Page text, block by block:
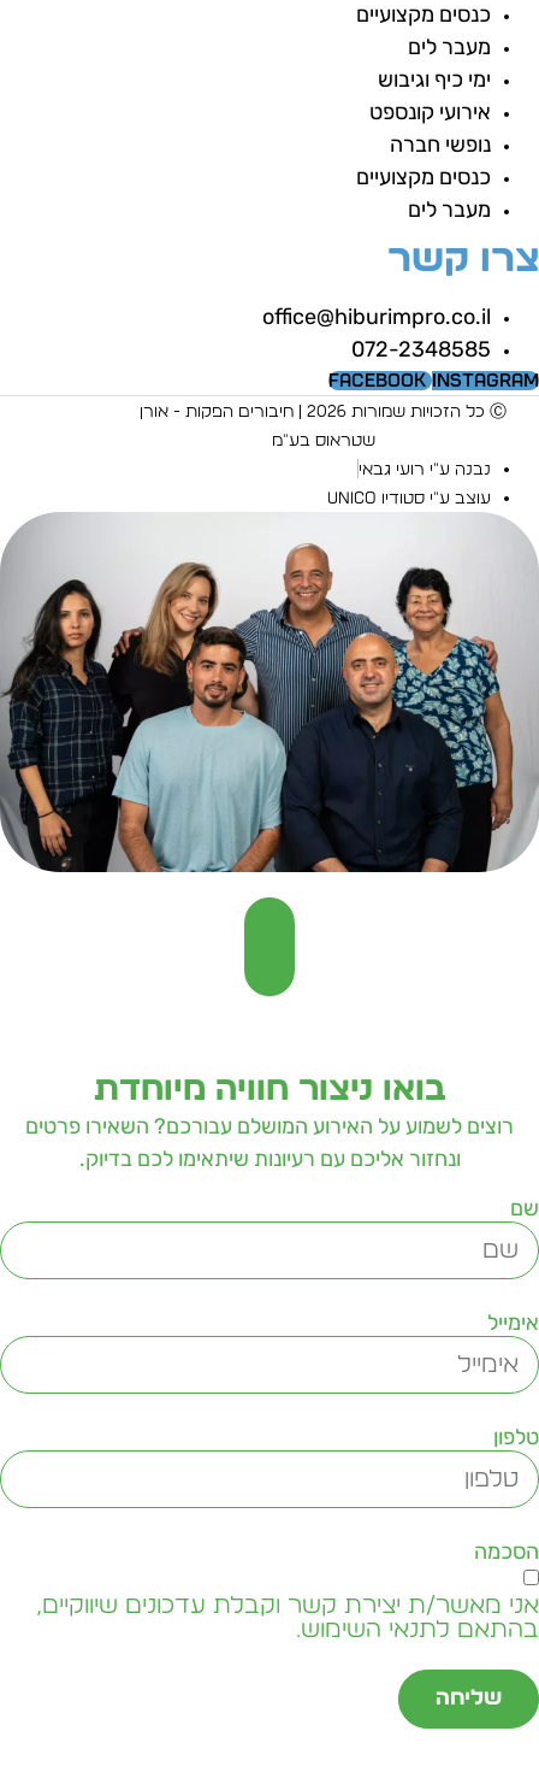
כנסים מקצועיים
מעבר לים
ימי כיף וגיבוש
אירועי קונספט
נופשי חברה
כנסים מקצועיים
מעבר לים
קשר
office@hiburimpro.co.il
072-2348585
Facebook
Ⓒ כל הזכויות שמורות 2026 | חיבורים הפקות - אורן
שטראוס בע"מ
נבנה ע"י רועי גבאי
עוצב ע"י סטודיו UNICO
בואו ניצור חוויה מיוחדת
רוצים לשמוע על האירוע המושלם עבורכם? השאירו פרטים
ונחזור אליכם עם רעיונות שיתאימו לכם בדיוק.
מאשר/ת יצירת קשר וקבלת עדכונים שיווקיים,
לתנאי השימוש.
שליחה